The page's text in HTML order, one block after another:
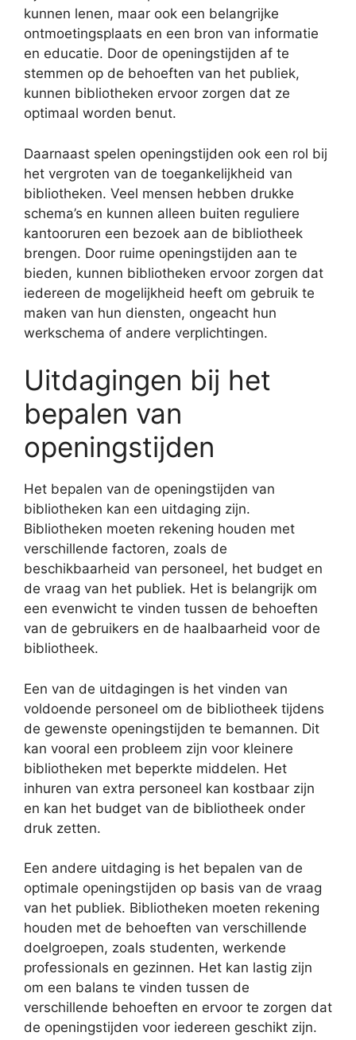
kunnen lenen, maar ook een belangrijke
ontmoetingsplaats en een bron van informatie
en educatie. Door de openingstijden af te
stemmen op de behoeften van het publiek,
kunnen bibliotheken ervoor zorgen dat ze
optimaal worden benut.
Daarnaast spelen openingstijden ook een rol bij
het vergroten van de toegankelijkheid van
bibliotheken. Veel mensen hebben drukke
schema’s en kunnen alleen buiten reguliere
kantooruren een bezoek aan de bibliotheek
brengen. Door ruime openingstijden aan te
bieden, kunnen bibliotheken ervoor zorgen dat
iedereen de mogelijkheid heeft om gebruik te
maken van hun diensten, ongeacht hun
werkschema of andere verplichtingen.
Uitdagingen bij het
bepalen van
openingstijden
Het bepalen van de openingstijden van
bibliotheken kan een uitdaging zijn.
Bibliotheken moeten rekening houden met
verschillende factoren, zoals de
beschikbaarheid van personeel, het budget en
de vraag van het publiek. Het is belangrijk om
een evenwicht te vinden tussen de behoeften
van de gebruikers en de haalbaarheid voor de
bibliotheek.
Een van de uitdagingen is het vinden van
voldoende personeel om de bibliotheek tijdens
de gewenste openingstijden te bemannen. Dit
kan vooral een probleem zijn voor kleinere
bibliotheken met beperkte middelen. Het
inhuren van extra personeel kan kostbaar zijn
en kan het budget van de bibliotheek onder
druk zetten.
Een andere uitdaging is het bepalen van de
optimale openingstijden op basis van de vraag
van het publiek. Bibliotheken moeten rekening
houden met de behoeften van verschillende
doelgroepen, zoals studenten, werkende
professionals en gezinnen. Het kan lastig zijn
om een balans te vinden tussen de
verschillende behoeften en ervoor te zorgen dat
de openingstijden voor iedereen geschikt zijn.